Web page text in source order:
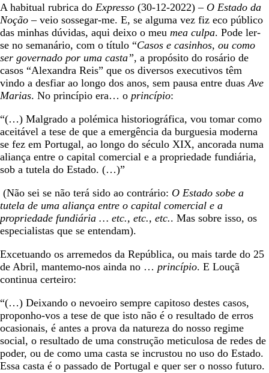
A habitual rubrica do Expresso (30-12-2022) – O Estado da
Noção– veio sossegar-me. E, se alguma vez fiz eco público
das minhas dúvidas, aqui deixo o meu mea culpa. Pode ler-
se no semanário, com o título “Casos e casinhos, ou como
ser governado por uma casta”, a propósito do rosário de
casos “Alexandra Reis” que os diversos executivos têm
vindo a desfiar ao longo dos anos, sem pausa entre duas Ave
Marias. No princípio era… o princípio:
“(…) Malgrado a polémica historiográfica, vou tomar como
aceitável a tese de que a emergência da burguesia moderna
se fez em Portugal, ao longo do século XIX, ancorada numa
aliança entre o capital comercial e a propriedade fundiária,
sob a tutela do Estado. (…)”
(Não sei se não terá sido ao contrário: O Estado sobe a
tutela de uma aliança entre o capital comercial e a
propriedade fundiária … etc., etc., etc.. Mas sobre isso, os
especialistas que se entendam).
Excetuando os arremedos da República, ou mais tarde do 25
de Abril, mantemo-nos ainda no … princípio. E Louçã
continua certeiro:
“(…) Deixando o nevoeiro sempre capitoso destes casos,
proponho-vos a tese de que isto não é o resultado de erros
ocasionais, é antes a prova da natureza do nosso regime
social, o resultado de uma construção meticulosa de redes de
poder, ou de como uma casta se incrustou no uso do Estado.
Essa casta é o passado de Portugal e quer ser o nosso futuro.